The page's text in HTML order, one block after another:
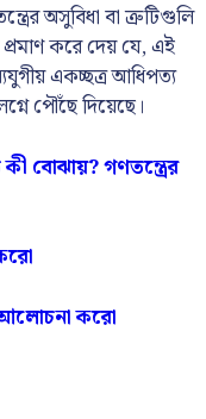
অসুবিধা বা ত্রুটিগুলি
করে দেয় যে, এই
একচ্ছত্র আধিপত্য
পৌঁছে দিয়েছে।
বোঝায়? গণতন্ত্রের
আলোচনা করো